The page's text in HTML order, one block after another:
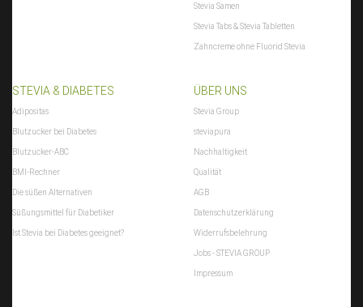
Stevia Samen
Stevia Tabs & Stevia Tabletten
Zahncreme ohne Fluorid Stevia
STEVIA & DIABETES
Adipositas
Blutzucker bei Diabetes
Blutzucker-ABC
BMI-Rechner
Die süßen Alternativen
Süßungsmittel für Diabetiker
Ist Stevia bei Diabetes geeignet?
ÜBER UNS
Stevia Group
steviapura
Nachhaltigkeit
Qualität
AGB
Datenschutzerklärung
Widerrufsbelehrung
Jobs - STEVIA GROUP
Impressum